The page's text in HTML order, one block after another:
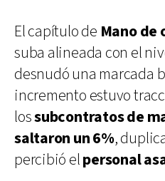
El capítulo de Mano de
suba alineada con el
desnudó una marcada
incremento estuvo
lossubcontratos de
saltaron un 6%,
percibió elpersonal